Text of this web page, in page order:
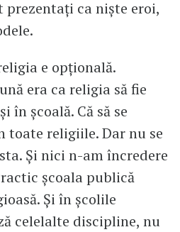
prezentați ca niște eroi,
e opțională.
era ca religia să fie
în școală. Că să se
toate religiile. Dar nu se
Și nici n-am încredere
școala publică
Și în școlile
celelalte discipline, nu